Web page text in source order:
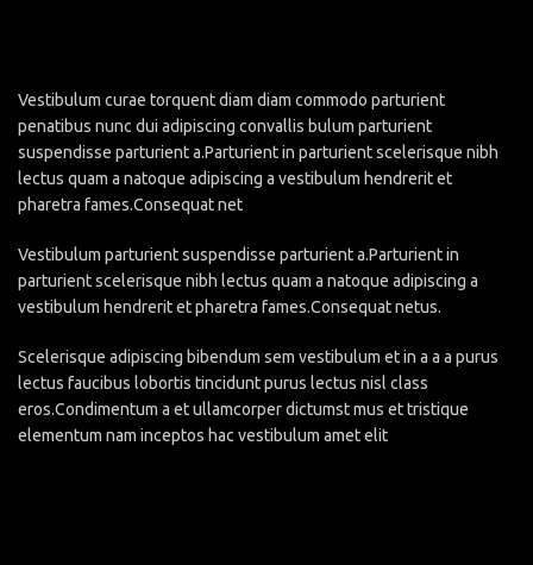
Vestibulum curae torquent diam diam commodo parturient
penatibus nunc dui adipiscing convallis bulum parturient
suspendisse parturient a.Parturient in parturient scelerisque nibh
lectus quam a natoque adipiscing a vestibulum hendrerit et
pharetra fames.Consequat net
Vestibulum parturient suspendisse parturient a.Parturient in
parturient scelerisque nibh lectus quam a natoque adipiscing a
vestibulum hendrerit et pharetra fames.Consequat netus.
Scelerisque adipiscing bibendum sem vestibulum et in a a a purus
lectus faucibus lobortis tincidunt purus lectus nisl class
eros.Condimentum a et ullamcorper dictumst mus et tristique
elementum nam inceptos hac vestibulum amet elit